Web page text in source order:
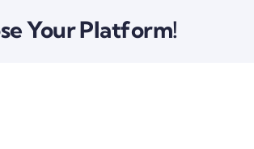
Your Platform!